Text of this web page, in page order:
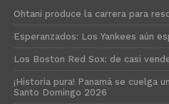
Ohtani produce la carrera para
Esperanzados: Los Yankees aún
Los Boston Red Sox: de casi
¡Historia pura! Panamá se cuelga
Santo Domingo 2026